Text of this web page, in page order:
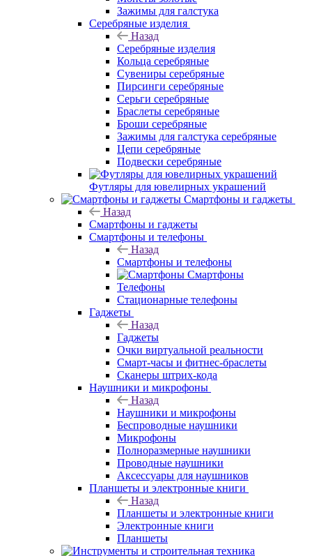
Зажимы для галстука
Серебряные изделия
Назад
Серебряные изделия
Кольца серебряные
Сувениры серебряные
Пирсинги серебряные
Серьги серебряные
Браслеты серебряные
Броши серебряные
Зажимы для галстука серебряные
Цепи серебряные
Подвески серебряные
Футляры для ювелирных украшений
Смартфоны и гаджеты
Назад
Смартфоны и гаджеты
Смартфоны и телефоны
Назад
Смартфоны и телефоны
Смартфоны
Телефоны
Стационарные телефоны
Гаджеты
Назад
Гаджеты
Очки виртуальной реальности
Смарт-часы и фитнес-браслеты
Сканеры штрих-кода
Наушники и микрофоны
Назад
Наушники и микрофоны
Беспроводные наушники
Микрофоны
Полноразмерные наушники
Проводные наушники
Аксессуары для наушников
Планшеты и электронные книги
Назад
Планшеты и электронные книги
Электронные книги
Планшеты